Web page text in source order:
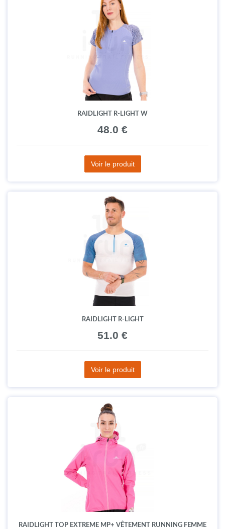
RAIDLIGHT R-LIGHT W
48.0 €
Voir le produit
RAIDLIGHT R-LIGHT
51.0 €
Voir le produit
RAIDLIGHT TOP EXTREME MP+ VÊTEMENT RUNNING FEMME